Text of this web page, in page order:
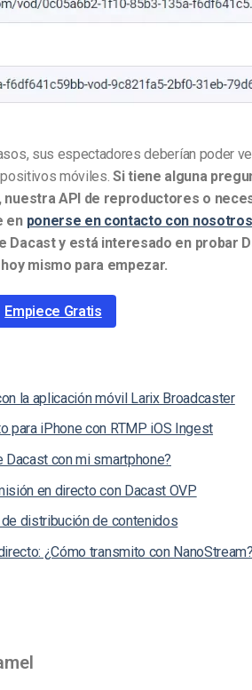
sus espectadores deberían poder
móviles. Si tiene alguna
nuestra API de reproductores o
en ponerse en contacto con nosotros
Dacast y está interesado en probar
mismo para empezar.
Empiece Gratis
la aplicación móvil Larix Broadcaster
para iPhone con RTMP iOS Ingest
con mi smartphone?
en directo con Dacast OVP
distribución de contenidos
¿Cómo transmito con NanoStream?